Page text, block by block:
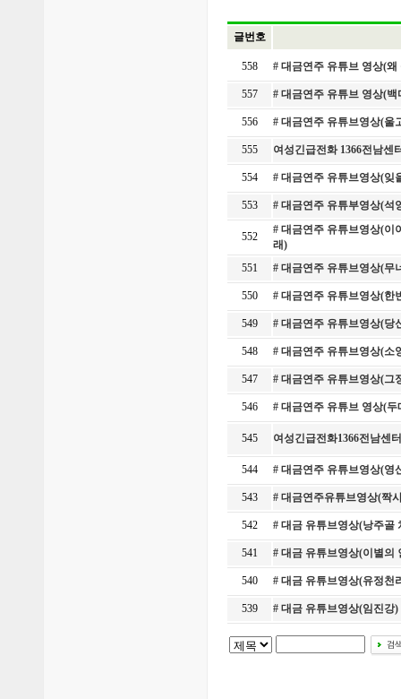
글번호
558 # 대금연주 유튜브 영상(
557 # 대금연주 유튜브 영상(
556 # 대금연주 유튜브영상(
555 여성긴급전화 1366전남
554 # 대금연주 유튜브영상(
553 # 대금연주 유튜부영상(
552
# 대금연주 유튜브영상(이
래)
551
# 대금연주 유튜브영상(
550 # 대금연주 유튜브영상(
549 # 대금연주 유튜브영상(
548 # 대금연주 유튜브영상(
547 # 대금연주 유튜브영상(그
546 # 대금연주 유튜브 영상(
545 여성긴급전화1366전남센
544 # 대금연주 유튜브영상(
543 # 대금연주유튜브영상(짝
542 # 대금 유튜브영상(낭주골
541 # 대금 유튜브영상(이별
540 # 대금 유튜브영상(유정
539 # 대금 유튜브영상(임진